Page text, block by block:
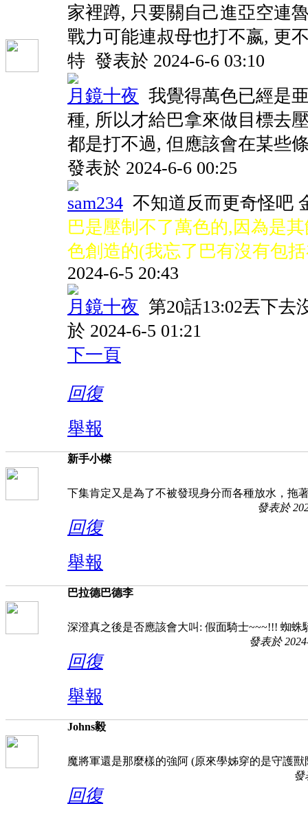
家裡蹲, 只要關自己進亞空連
戰力可能連叔母也打不嬴, 更
特 發表於 2024-6-6 03:10
月鏡十夜 我覺得萬色已經是
種, 所以才給巴拿來做目標去
都是打不過, 但應該會在某些
發表於 2024-6-6 00:25
sam234 不知道反而更奇怪吧
巴是壓制不了萬色的,因為是
色創造的(我忘了巴有沒有包
2024-6-5 20:43
月鏡十夜 第20話13:02丟下
於 2024-6-5 01:21
下一頁
回復
舉報
新手小榤
下集肯定又是為了不被發現身分而各種放水，拖
發表於
回復
舉報
巴拉德巴德李
深澄真之後是否應該會大叫: 假面騎士~~~!!! 蜘蛛
發表於
回復
舉報
Johns毅
魔將軍還是那麼樣的強阿 (原來學姊穿的是守護
發
回復